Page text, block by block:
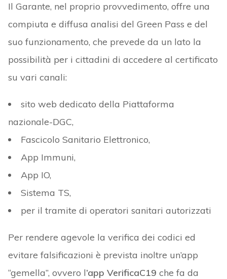
Il Garante, nel proprio provvedimento, offre una
compiuta e diffusa analisi del Green Pass e del
suo funzionamento, che prevede da un lato la
possibilità per i cittadini di accedere al certificato
su vari canali:
sito web dedicato della Piattaforma
nazionale-DGC,
Fascicolo Sanitario Elettronico,
App Immuni,
App IO,
Sistema TS,
per il tramite di operatori sanitari autorizzati
Per rendere agevole la verifica dei codici ed
evitare falsificazioni è prevista inoltre un’app
“gemella”, ovvero l’app VerificaC19 che fa da